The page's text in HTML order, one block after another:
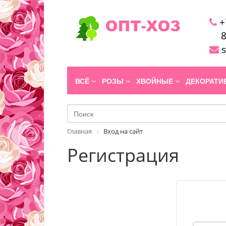
ВСЁ РОЗЫ ХВОЙНЫЕ
Главная Вход на сайт
Регистрация